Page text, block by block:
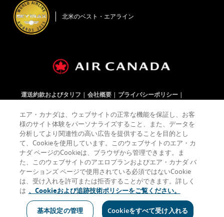
で
開
北米のベスト・エアライン
運送約款およびタリフ 会社概要
プライバシーポリシー
Facebook
(Opens
in
New
Window)
新
し
い
ウ
ィ
ン
ド
ウ
で
開
く
ア
ク
セ
シ
ビ
テ
ィ
ガ
イ
ド
Twitter
(Opens
in
New
Window)
新
し
い
ウ
ィ
ン
ド
ウ
で
開
く
ア
ク
セ
シ
ビ
リ
テ
ィ
ガ
イ
YouTube
(Opens
in
New
Window)
新
し
い
ウ
ィ
ン
ド
ウ
で
開
く
ア
ク
セ
シ
ビ
リ
テ
ィ
ガ
イ
ド
RSS
Feeds
(Opens
in
New
Window)
新
し
い
ウ
ィ
ン
ド
ウ
で
開
く
ア
ク
セ
シ
ビ
リ
テ
ィ
ガ
イ
ド
アクセシビリティガイドラインや言語義務を満たしていない可能性がある
外部サイトです。
エア・カナダは、ウェブサイトの正常な機能を保証し、お客
様のサイト体験をパーソナライズすること、また、データを
分析してより関連性の高い広告を提供することを目的とし
て、Cookieを使用しています。このウェブサイトのエア・カ
ナダ ページのCookieは、ブラウザから管理できます。ま
た、このウェブサイトのアエロプランおよびエア・カナダ バ
ケーションズ ページで使用されている必須ではないCookie
は、受け入れを許可または拒否することができます。詳しく
は 、Cookieおよび追跡技術ポリシーをご覧ください。
基本設定の管理 Cookieをすべて受け入れる